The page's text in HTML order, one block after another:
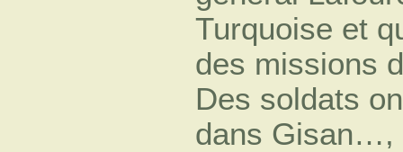
Turquoise et
des missions
Des soldats
dans Gisan…,